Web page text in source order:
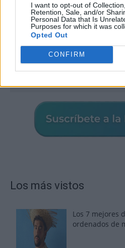
I want to opt-out of
Retention, Sale, and/or
Personal Data that Is
Purposes for which it was
Opted Out
CONFIRM
Los más vistos
Los 7 mejores
ordenados de